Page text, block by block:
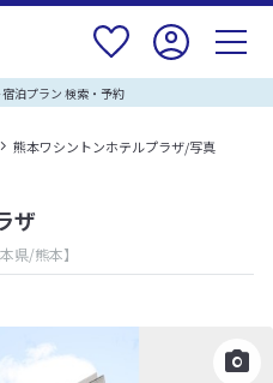
泊プラン 検索・予約
熊本ワシントンホテルプラザ/写真
ザ
本県/熊本】